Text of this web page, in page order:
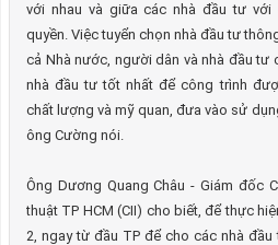
với nhau và giữa các nhà đầu tư
quyền. Việc tuyển chọn nhà đầu tư
cả Nhà nước, người dân và nhà đầu
nhà đầu tư tốt nhất để công trình
chất lượng và mỹ quan, đưa vào sử
ông Cường nói.
Ông Dương Quang Châu - Giám đốc
thuật TP HCM (CII) cho biết, để thực
2, ngay từ đầu TP để cho các nhà